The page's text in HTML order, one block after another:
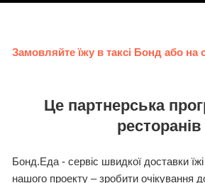
Замовляйте їжу в таксі Бонд або на
Це партнерська
ресторанів
Бонд.Еда - сервіс швидкої доставки їжі
нашого проекту – зробити очікування